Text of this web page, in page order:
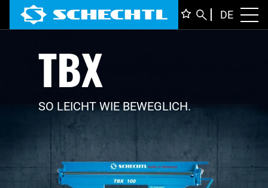
DE
TBX
SO LEICHT WIE BEWEGLICH.